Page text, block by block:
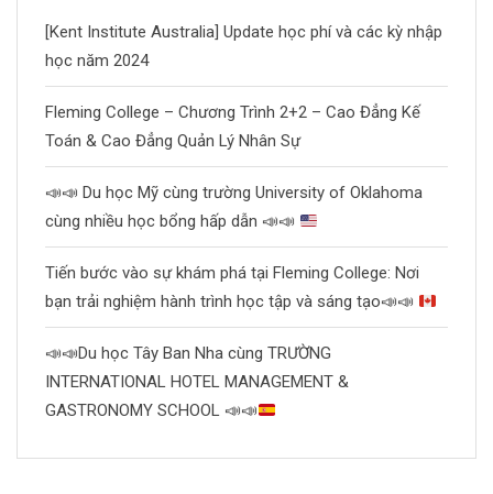
[Kent Institute Australia] Update học phí và các kỳ nhập
học năm 2024
Fleming College – Chương Trình 2+2 – Cao Đẳng Kế
Toán & Cao Đẳng Quản Lý Nhân Sự
📣📣 Du học Mỹ cùng trường University of Oklahoma
cùng nhiều học bổng hấp dẫn 📣📣
Tiến bước vào sự khám phá tại Fleming College: Nơi
bạn trải nghiệm hành trình học tập và sáng tạo📣📣
📣📣Du học Tây Ban Nha cùng TRƯỜNG
INTERNATIONAL HOTEL MANAGEMENT &
GASTRONOMY SCHOOL 📣📣